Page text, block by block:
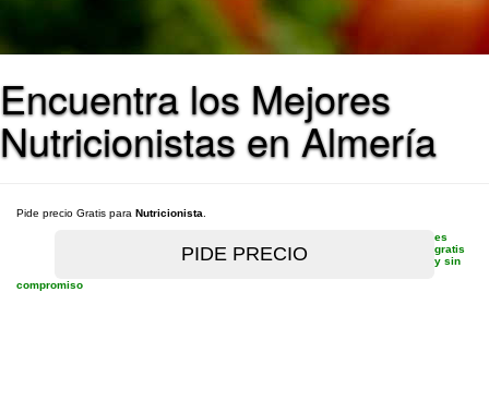
Encuentra los Mejores
Nutricionistas en Almería
Pide precio Gratis para Nutricionista
es
gratis
y sin
compromiso